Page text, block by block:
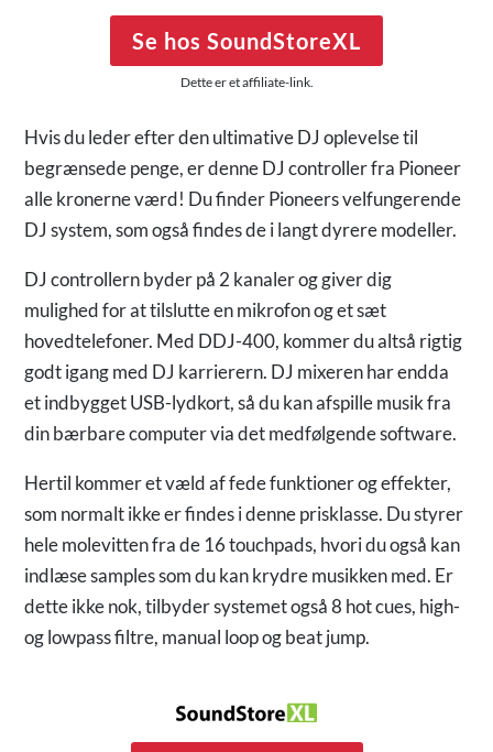
Se hos SoundStoreXL
Dette er et affiliate-link.
Hvis du leder efter den ultimative DJ oplevelse til
begrænsede penge, er denne DJ controller fra Pioneer
alle kronerne værd! Du finder Pioneers velfungerende
DJ system, som også findes de i langt dyrere modeller.
DJ controllern byder på 2 kanaler og giver dig
mulighed for at tilslutte en mikrofon og et sæt
hovedtelefoner. Med DDJ-400, kommer du altså rigtig
godt igang med DJ karrierern. DJ mixeren har endda
et indbygget USB-lydkort, så du kan afspille musik fra
din bærbare computer via det medfølgende software.
Hertil kommer et væld af fede funktioner og effekter,
som normalt ikke er findes i denne prisklasse. Du styrer
hele molevitten fra de 16 touchpads, hvori du også kan
indlæse samples som du kan krydre musikken med. Er
dette ikke nok, tilbyder systemet også 8 hot cues, high-
og lowpass filtre, manual loop og beat jump.